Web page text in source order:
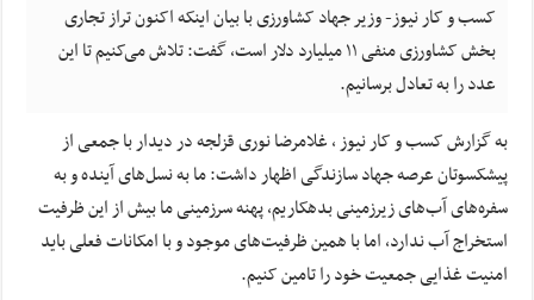
کسب و کار نیوز- وزیر جهاد کشاورزی با بیان اینکه اکنون تراز تجاری
بخش کشاورزی منفی ۱۱ میلیارد دلار است، گفت: تلاش می‌کنیم تا این
عدد را به تعادل برسانیم.
به گزارش کسب و کار نیوز ، غلامرضا نوری قزلجه در دیدار با جمعی از
پیشکسوتان عرصه جهاد سازندگی اظهار داشت: ما به نسل‌های آینده و به
سفره‌های آب‌های زیرزمینی بدهکاریم، پهنه سرزمینی ما بیش از این ظرفیت
استخراج آب ندارد، اما با همین ظرفیت‌های موجود و با امکانات فعلی باید
امنیت غذایی جمعیت خود را تامین کنیم.